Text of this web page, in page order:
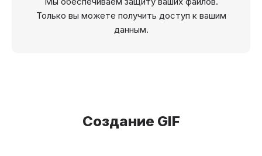
Только вы можете получить доступ к вашим
данным.
Создание GIF